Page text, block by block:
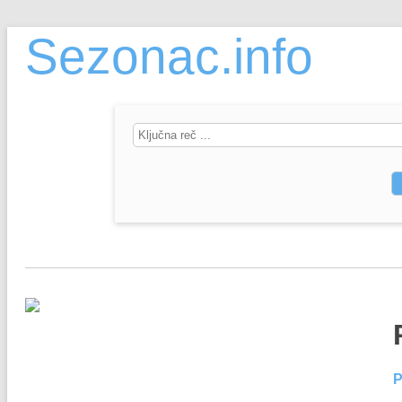
Sezonac.info